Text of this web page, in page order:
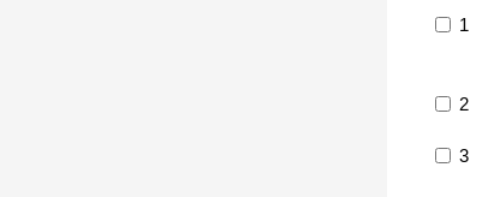
1
2
3